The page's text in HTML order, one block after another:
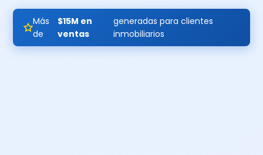
Más
de
$15M en
ventas
generadas para clientes
inmobiliarios